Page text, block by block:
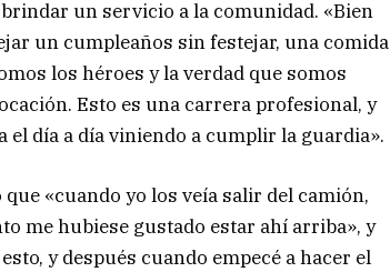
un servicio a la comunidad. «Bien
un cumpleaños sin festejar, una comida
los héroes y la verdad que somos
Esto es una carrera profesional, y
el día a día viniendo a cumplir la guardia».
«cuando yo los veía salir del camión,
me hubiese gustado estar ahí arriba», y
y después cuando empecé a hacer el